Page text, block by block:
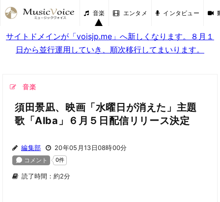
音楽 エンタメ インタビュー
サイトドメインが「voisjp.me」へ新しくなります。８月１
日から並行運用していき、順次移行してまいります。
音楽
須田景凪、映画「水曜日が消えた」主題
歌「Alba」６月５日配信リリース決定
編集部 20年05月13日08時00分
読了時間：約2分